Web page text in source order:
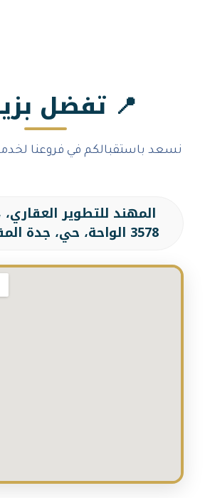
بزيارتنا
في فروعنا لخدمتكم بشكل أفضل
المهند للتطوير العقاري، JCWA8568،